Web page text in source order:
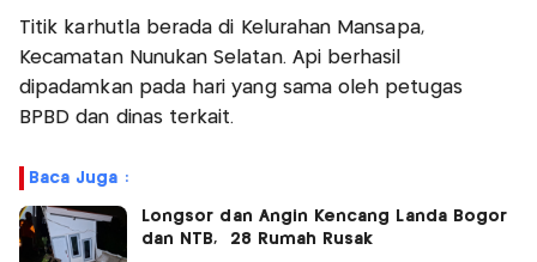
Titik karhutla berada di Kelurahan Mansapa,
Kecamatan Nunukan Selatan. Api berhasil
dipadamkan pada hari yang sama oleh petugas
BPBD dan dinas terkait.
Baca Juga :
Longsor dan Angin Kencang Landa Bogor
dan NTB, 28 Rumah Rusak